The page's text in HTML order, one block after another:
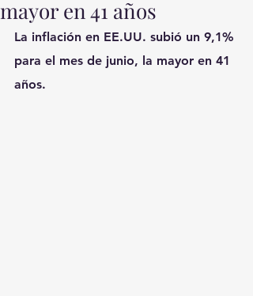
mayor en 41 años
La inflación en EE.UU. subió un 9,1%
para el mes de junio, la mayor en 41
años.